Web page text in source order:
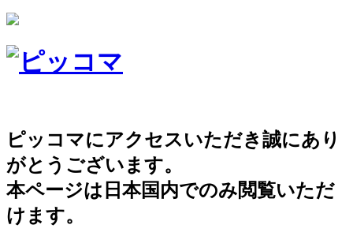
ピッコマにアクセスいただき誠にあり
がとうございます。
本ページは日本国内でのみ閲覧いただ
けます。